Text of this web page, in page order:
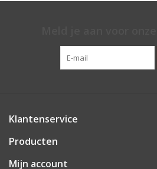
Klantenservice
Producten
Mijn account